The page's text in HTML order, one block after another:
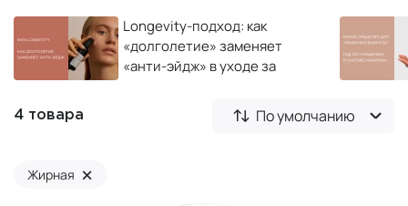
Longevity-подход: как
«долголетие» заменяет
«анти-эйдж» в уходе за
4 товара По умолчанию
Жирная ×